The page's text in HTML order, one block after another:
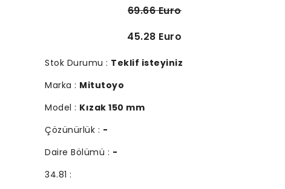
69.66 Euro
45.28 Euro
Stok Durumu : Teklif isteyiniz
Marka : Mitutoyo
Model : Kızak 150 mm
Çözünürlük : -
Daire Bölümü : -
34.81 :